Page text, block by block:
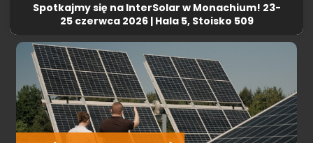
Spotkajmy się na InterSolar w Monachium! 23-
25 czerwca 2026 | Hala 5, Stoisko 509
Energy5-Aktualności-Spotkajmy się na targach ENEX
2022!